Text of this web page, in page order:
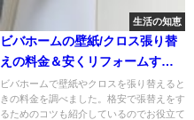
生活の知恵
ビバホームの壁紙/クロス張り替
えの料金＆安くリフォームする
秘訣
ビバホームで壁紙やクロスを張り替えると
きの料金を調べました。格安で張替えをす
るためのコツも紹介しているのでお役立て